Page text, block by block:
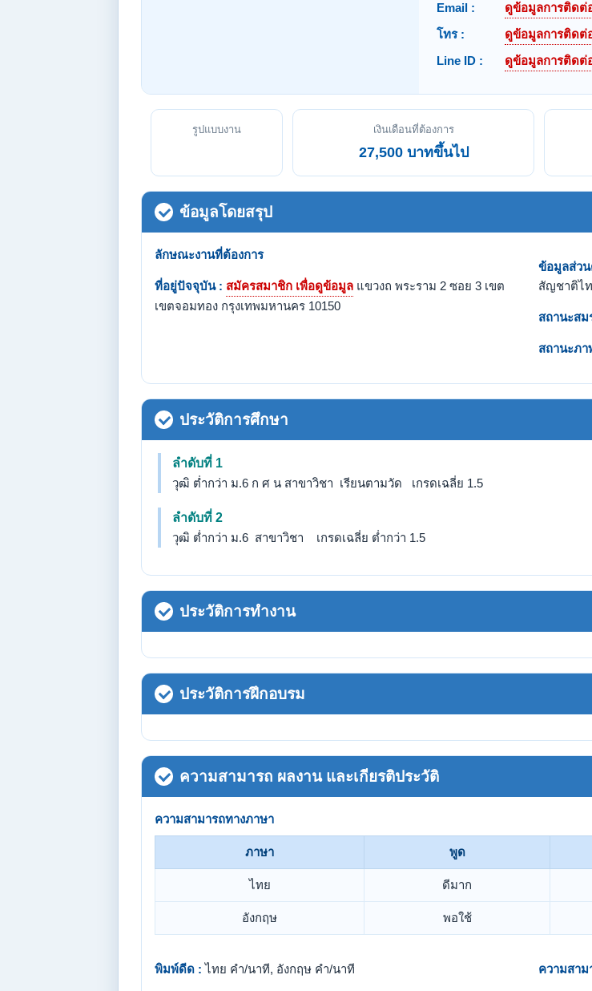
Email :
ดูข้อมูลการติดต่
โทร :
ดูข้อมูลการติดต่
Line ID :
ดูข้อมูลการติดต่
รูปแบบงาน เงินเดือนที่ต้องการ
27,500 บาทขึ้นไป
ข้อมูลโดยสรุป
ลักษณะงานที่ต้องการ
ที่อยู่ปัจจุบัน : สมัครสมาชิก เพื่อดูข้อมูล แขวงถ พระราม 2 ซอย 3 เขต
เขตจอมทอง กรุงเทพมหานคร 10150
ข้อมูลส่วน
สัญชาติไ
สถานะสม
สถานะภา
ประวัติการศึกษา
ลำดับที่ 1
วุฒิ ต่ำกว่า ม.6 ก ศ น สาขาวิชา เรียนตามวัด เกรดเฉลี่ย 1.5
ลำดับที่ 2
วุฒิ ต่ำกว่า ม.6 สาขาวิชา เกรดเฉลี่ย ต่ำกว่า 1.5
ประวัติการทำงาน
ประวัติการฝึกอบรม
ความสามารถ ผลงาน และเกียรติประวัติ
ความสามารถทางภาษา
ภาษา พูด
ไทย ดีมาก
อังกฤษ พอใช้
พิมพ์ดีด : ไทย คำ/นาที, อังกฤษ คำ/นาที ความสาม